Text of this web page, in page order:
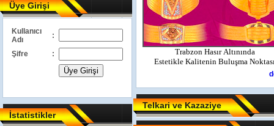
Üye Girişi
Kullanıcı
Adı
:
Şifre :
İstatistikler
Trabzon Hasır Altınında
Estetikle Kalitenin Buluşma
Telkari ve Kazaziye